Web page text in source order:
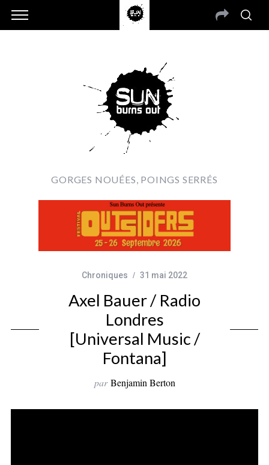
GORGES NOUÉES, POINGS SERRÉS
Chroniques 31 mai 2022
Axel Bauer / Radio
Londres
[Universal Music /
Fontana]
par Benjamin Berton